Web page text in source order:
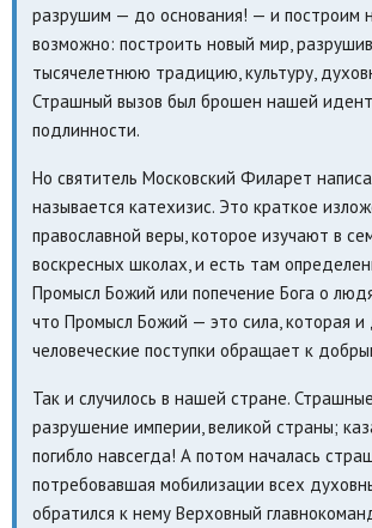
разрушим — до основания! — и построим
возможно: построить новый мир,
тысячелетнюю традицию, культуру,
Страшный вызов был брошен нашей
подлинности.
Но святитель Московский Филарет
называется катехизис. Это краткое
православной веры, которое изучают в
воскресных школах, и есть там
Промысл Божий или попечение Бога о
что Промысл Божий — это сила, которая и
человеческие поступки обращает к
Так и случилось в нашей стране.
разрушение империи, великой страны;
погибло навсегда! А потом началась
потребовавшая мобилизации всех
обратился к нему Верховный